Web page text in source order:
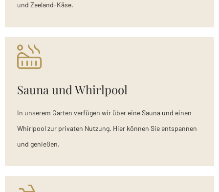
und Zeeland-Käse.
Sauna und Whirlpool
In unserem Garten verfügen wir über eine Sauna und einen
Whirlpool zur privaten Nutzung. Hier können Sie entspannen
und genießen.